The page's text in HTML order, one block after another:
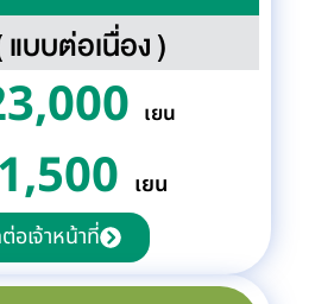
บบต่อเนื่อง )
เยน
เยน
อเจ้าหน้าที่